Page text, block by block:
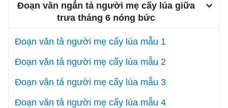
Đoạn văn ngắn tả người mẹ cấy lúa giữa
trưa tháng 6 nóng bức
Đoạn văn tả người mẹ cấy lúa mẫu 1
Đoạn văn tả người mẹ cấy lúa mẫu 2
Đoạn văn tả người mẹ cấy lúa mẫu 3
Đoạn văn tả người mẹ cấy lúa mẫu 4